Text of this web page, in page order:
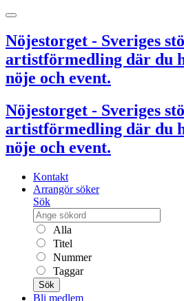
Nöjestorget - Sveriges
artistförmedling där du
nöje och event.
Nöjestorget - Sveriges
artistförmedling där du
nöje och event.
Kontakt
Arrangör söker
Sök
Alla
Titel
Nummer
Taggar
Sök
Bli medlem